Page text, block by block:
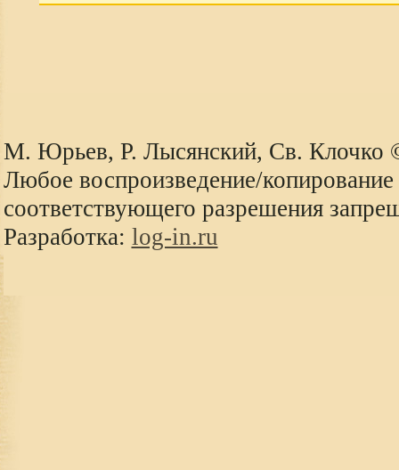
М. Юрьев, Р. Лысянский, Св. Клочко
Любое воспроизведение/копирование
соответствующего разрешения
Разработка: log-in.ru